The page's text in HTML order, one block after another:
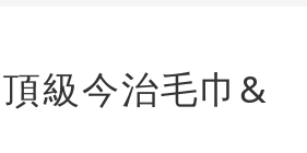
頂級今治毛巾&